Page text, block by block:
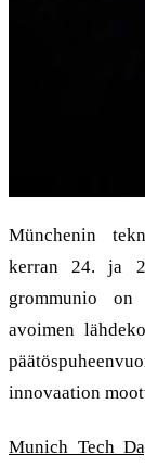
Münchenin
kerran 24. ja
grommunio on
avoimen
innovaation
Munich Tech